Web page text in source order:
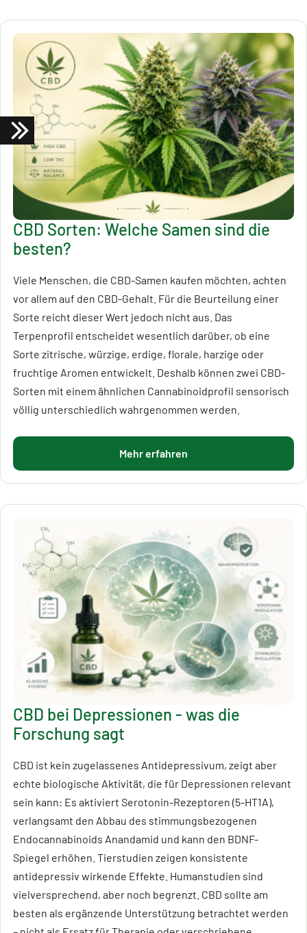
CBD Sorten: Welche Samen sind die
besten?
Viele Menschen, die CBD-Samen kaufen möchten, achten
vor allem auf den CBD-Gehalt. Für die Beurteilung einer
Sorte reicht dieser Wert jedoch nicht aus. Das
Terpenprofil entscheidet wesentlich darüber, ob eine
Sorte zitrische, würzige, erdige, florale, harzige oder
fruchtige Aromen entwickelt. Deshalb können zwei CBD-
Sorten mit einem ähnlichen Cannabinoidprofil sensorisch
völlig unterschiedlich wahrgenommen werden.
Mehr erfahren
CBD bei Depressionen - was die
Forschung sagt
CBD ist kein zugelassenes Antidepressivum, zeigt aber
echte biologische Aktivität, die für Depressionen relevant
sein kann: Es aktiviert Serotonin-Rezeptoren (5-HT1A),
verlangsamt den Abbau des stimmungsbezogenen
Endocannabinoids Anandamid und kann den BDNF-
Spiegel erhöhen. Tierstudien zeigen konsistente
antidepressiv wirkende Effekte. Humanstudien sind
vielversprechend, aber noch begrenzt. CBD sollte am
besten als ergänzende Unterstützung betrachtet werden